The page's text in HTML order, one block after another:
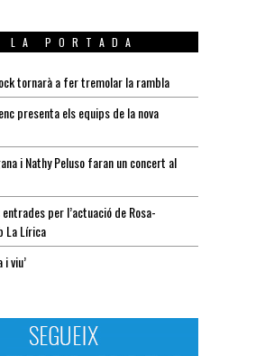
LA PORTADA
tornarà a fer tremolar la rambla
presenta els equips de la nova
i Nathy Peluso faran un concert al
per l’actuació de Rosa-
La Lírica
i viu’